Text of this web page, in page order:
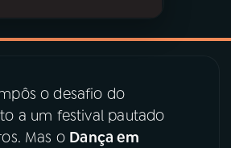
o desafio do
a um festival pautado
Mas o Dança em